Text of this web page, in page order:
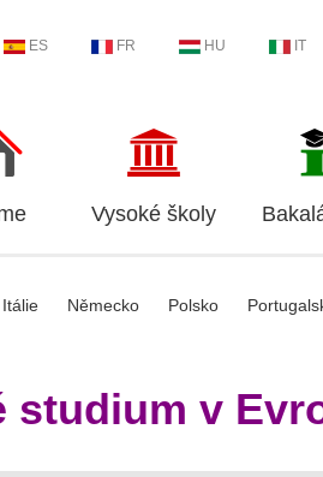
ES FR HU IT
Vysoké školy
Itálie Německo Polsko
studium v